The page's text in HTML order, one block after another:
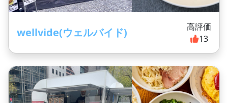
wellvide(ウェルバイド)
高評価
13